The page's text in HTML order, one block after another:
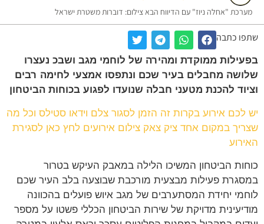
"אחלה ניוז" עם הדיווח הבא צילום: דוברות משטרת ישראל
כתבה
ממוקדת ומהירה של לוחמי מגב ושבכ נעצרו
מחבלים בעיר שכם ונתפסו אמצעי לחימה רבים
להכנת מטעני חבלה שנועדו לפגוע בכוחות הביטחון
אירוע בקרות זה הזמן לסגור צלם וידאו סטילס וכל מה
במקום אחד ציק צאק צילום אירועים לחץ כאן לסגירת
הביטחון המשיכו הלילה במאבק העיקש בטרור
פעילות מבצעית מורכבת שבוצעה בלב העיר שכם
יחידת המסתערבים של מגב איוש פועלים בהכוונה
מדויקת של שירות הביטחון הכללי פשטו על מספר